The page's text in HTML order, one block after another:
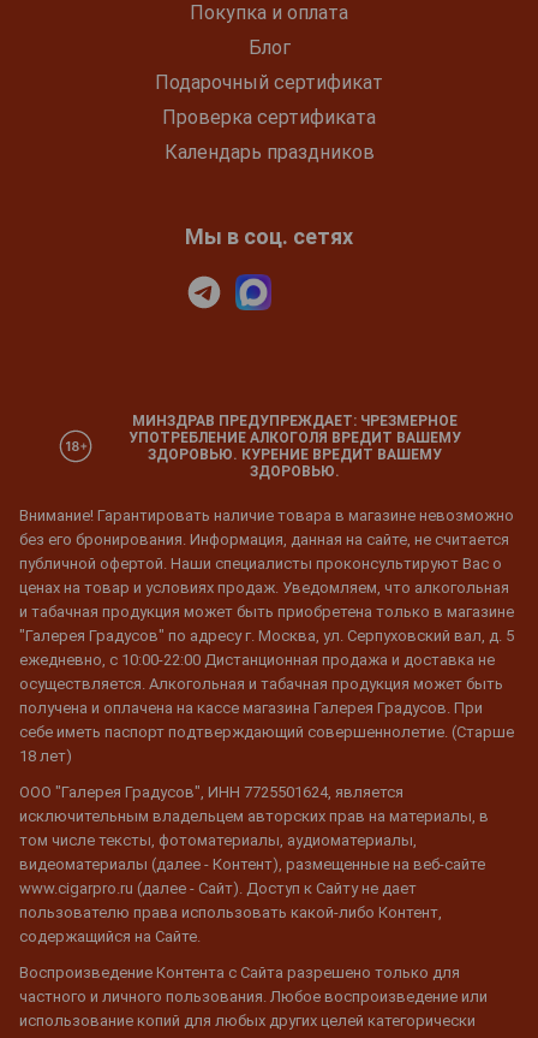
Покупка и оплата
Блог
Подарочный сертификат
Проверка сертификата
Календарь праздников
Мы в соц. сетях
МИНЗДРАВ ПРЕДУПРЕЖДАЕТ: ЧРЕЗМЕРНОЕ
УПОТРЕБЛЕНИЕ АЛКОГОЛЯ ВРЕДИТ ВАШЕМУ
ЗДОРОВЬЮ. КУРЕНИЕ ВРЕДИТ ВАШЕМУ
ЗДОРОВЬЮ.
Внимание! Гарантировать наличие товара в магазине невозможно
без его бронирования. Информация, данная на сайте, не считается
публичной офертой. Наши специалисты проконсультируют Вас о
ценах на товар и условиях продаж. Уведомляем, что алкогольная
и табачная продукция может быть приобретена только в магазине
"Галерея Градусов" по адресу г. Москва, ул. Серпуховский вал, д. 5
ежедневно, с 10:00-22:00 Дистанционная продажа и доставка не
осуществляется. Алкогольная и табачная продукция может быть
получена и оплачена на кассе магазина Галерея Градусов. При
себе иметь паспорт подтверждающий совершеннолетие. (Старше
18 лет)
ООО "Галерея Градусов", ИНН 7725501624, является
исключительным владельцем авторских прав на материалы, в
том числе тексты, фотоматериалы, аудиоматериалы,
видеоматериалы (далее - Контент), размещенные на веб-сайте
www.cigarpro.ru (далее - Сайт). Доступ к Сайту не дает
пользователю права использовать какой-либо Контент,
содержащийся на Сайте.
Воспроизведение Контента с Сайта разрешено только для
частного и личного пользования. Любое воспроизведение или
использование копий для любых других целей категорически